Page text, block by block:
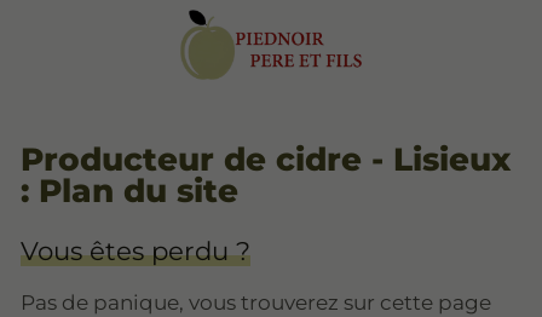
Producteur de cidre - Lisieux
: Plan du site
Vous êtes perdu ?
Pas de panique, vous trouverez sur cette page